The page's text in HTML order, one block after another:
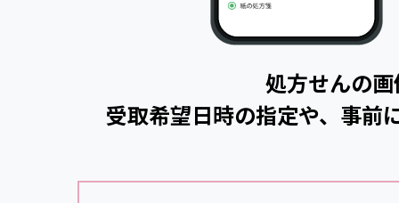
処方せんの
受取希望日時の指定や、事前